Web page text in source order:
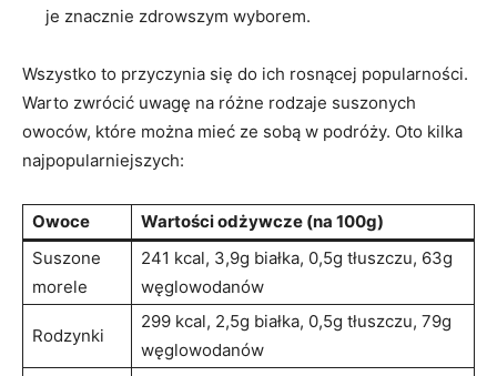
je znacznie zdrowszym wyborem.
Wszystko to⁤ przyczynia się​ do ich rosnącej⁤ popularności.
Warto zwrócić uwagę na różne rodzaje⁣ suszonych
owoców, które ​można mieć ze sobą w podróży. Oto kilka
najpopularniejszych:
Owoce
Wartości odżywcze (na 100g)
Suszone
⁢morele
241 kcal, ⁣3,9g białka,⁤ 0,5g tłuszczu, 63g
węglowodanów
Rodzynki
299 kcal, 2,5g białka, 0,5g tłuszczu, 79g
węglowodanów